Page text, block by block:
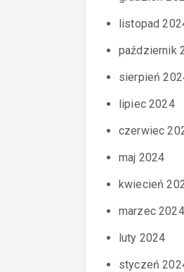
listopad
październik
sierpień
lipiec 2024
czerwiec
maj 2024
kwiecień
marzec 2024
luty 2024
styczeń